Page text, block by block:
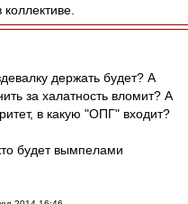
держать будет? А
за халатность вломит? А
в какую "ОПГ" входит?
будет вымпелами